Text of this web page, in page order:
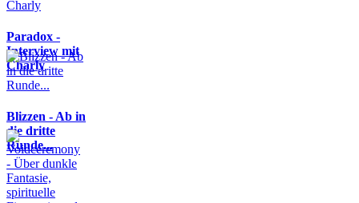
Paradox -
Interview mit
Charly
Blizzen - Ab in
die dritte
Runde...